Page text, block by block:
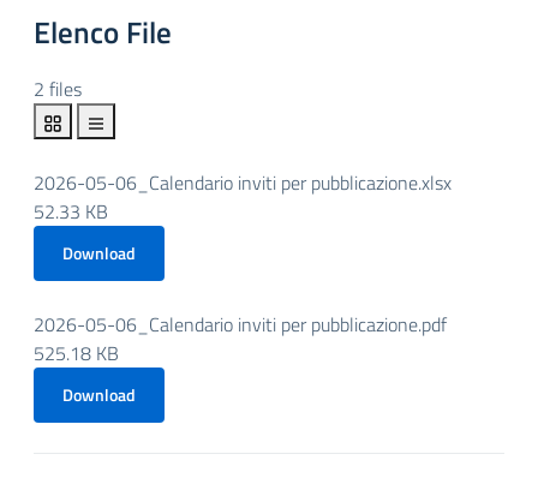
Elenco File
2 files
2026-05-06_Calendario inviti per pubblicazione.xlsx
52.33 KB
Download
2026-05-06_Calendario inviti per pubblicazione.pdf
525.18 KB
Download